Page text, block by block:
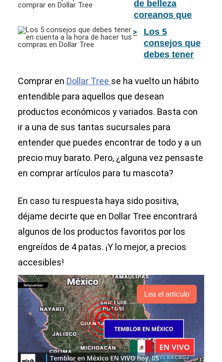
de belleza
coreanos que
puedes comprar
en Dollar Tree
Los 5
consejos que
debes tener
hora de hacer
en Dollar Tree
Comprar en Dollar Tree se ha vuelto un hábito
entendible para aquellos que desean
productos económicos y variados. Basta con
ir a una de sus tantas sucursales para
entender que puedes encontrar de todo y a un
precio muy barato. Pero, ¿alguna vez pensaste
en comprar artículos para tu mascota?
En caso tu respuesta haya sido positiva,
déjame decirte que en Dollar Tree encontrará
algunos de los productos favoritos por los
engreídos de 4 patas. ¡Y lo mejor, a precios
accesibles!
Lea el artículo